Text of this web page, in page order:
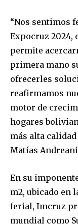
“Nos sentimos
Expocruz 2024,
permite
primera mano
ofrecerles
reafirmamos
motor de
hogares
más alta
Matías
En su
m2, ubicado en
ferial, Imcruz
mundial como